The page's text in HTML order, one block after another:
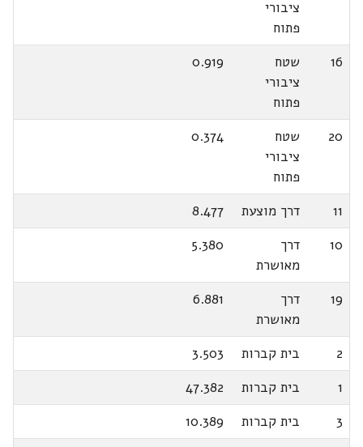
ציבורי
פתוח
16
שטח
ציבורי
פתוח
0.919
20
שטח
ציבורי
פתוח
0.374
11 דרך מוצעת
8.477
10
דרך
מאושרת
5.380
19
דרך
מאושרת
6.881
2 בית קברות
3.503
1
בית קברות
47.382
3
בית קברות
10.389